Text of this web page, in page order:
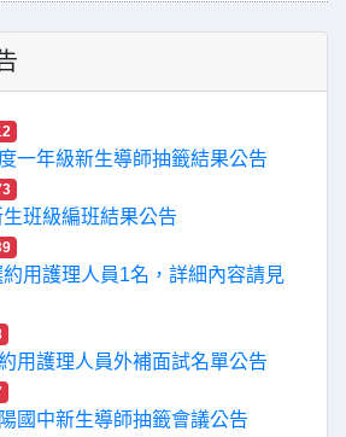
一年級新生導師抽籤結果公告
班級編班結果公告
用護理人員1名，詳細內容請見
用護理人員外補面試名單公告
國中新生導師抽籤會議公告